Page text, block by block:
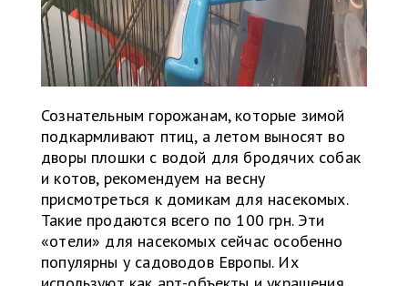
Сознательным горожанам, которые зимой
подкармливают птиц, а летом выносят во
дворы плошки с водой для бродячих собак
и котов, рекомендуем на весну
присмотреться к домикам для насекомых.
Такие продаются всего по 100 грн. Эти
«отели» для насекомых сейчас особенно
популярны у садоводов Европы. Их